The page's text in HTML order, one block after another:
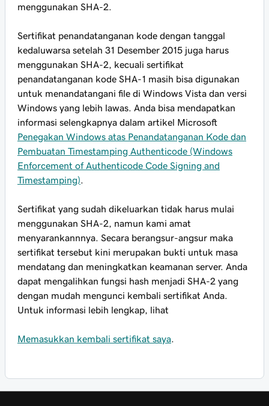
menggunakan SHA-2.
Sertifikat penandatanganan kode dengan tanggal
kedaluwarsa setelah 31 Desember 2015 juga harus
menggunakan SHA-2, kecuali sertifikat
penandatanganan kode SHA-1 masih bisa digunakan
untuk menandatangani file di Windows Vista dan versi
Windows yang lebih lawas. Anda bisa mendapatkan
informasi selengkapnya dalam artikel Microsoft
Penegakan Windows atas Penandatanganan Kode dan
Pembuatan Timestamping Authenticode (Windows
Enforcement of Authenticode Code Signing and
Timestamping)
Sertifikat yang sudah dikeluarkan tidak harus mulai
menggunakan SHA-2, namun kami amat
menyarankannnya. Secara berangsur-angsur maka
sertifikat tersebut kini merupakan bukti untuk masa
mendatang dan meningkatkan keamanan server. Anda
dapat mengalihkan fungsi hash menjadi SHA-2 yang
dengan mudah mengunci kembali sertifikat Anda.
Untuk informasi lebih lengkap, lihat
Memasukkan kembali sertifikat saya